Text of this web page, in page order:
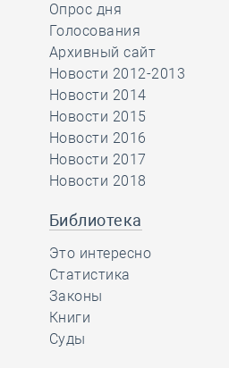
Опрос дня
Голосования
Архивный сайт
Новости 2012-2013
Новости 2014
Новости 2015
Новости 2016
Новости 2017
Новости 2018
Библиотека
Это интересно
Статистика
Законы
Книги
Суды